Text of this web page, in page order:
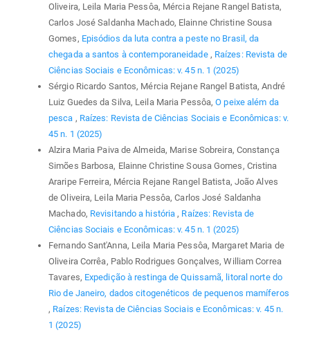
Oliveira, Leila Maria Pessôa, Mércia Rejane Rangel Batista,
Carlos José Saldanha Machado, Elainne Christine Sousa
Gomes, Episódios da luta contra a peste no Brasil, da
chegada a santos à contemporaneidade , Raízes: Revista de
Ciências Sociais e Econômicas: v. 45 n. 1 (2025)
Sérgio Ricardo Santos, Mércia Rejane Rangel Batista, André
Luiz Guedes da Silva, Leila Maria Pessôa,O peixe além da
pesca , Raízes: Revista de Ciências Sociais e Econômicas: v.
45 n. 1 (2025)
Alzira Maria Paiva de Almeida, Marise Sobreira, Constança
Simões Barbosa, Elainne Christine Sousa Gomes, Cristina
Araripe Ferreira, Mércia Rejane Rangel Batista, João Alves
de Oliveira, Leila Maria Pessôa, Carlos José Saldanha
Machado, Revisitando a história , Raízes: Revista de
Ciências Sociais e Econômicas: v. 45 n. 1 (2025)
Fernando Sant'Anna, Leila Maria Pessôa, Margaret Maria de
Oliveira Corrêa, Pablo Rodrigues Gonçalves, William Correa
Tavares, Expedição à restinga de Quissamã, litoral norte do
Rio de Janeiro, dados citogenéticos de pequenos mamíferos
, Raízes: Revista de Ciências Sociais e Econômicas: v. 45 n.
1 (2025)